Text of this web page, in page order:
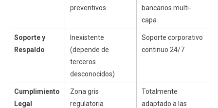
preventivos
bancarios multi-
capa
Soporte y
Respaldo
Inexistente
(depende de
terceros
desconocidos)
Soporte corporativo
continuo 24/7
Cumplimiento
Legal
Zona gris
regulatoria
Totalmente
adaptado a las